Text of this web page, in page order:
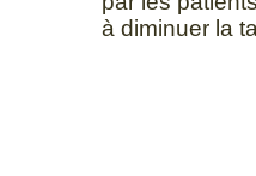
à diminuer la